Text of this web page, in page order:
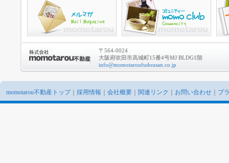
〒564-0024
大阪府吹田市高城町15番4号MJ BLDG1階
info@momotaroufudousan.co.jp
momotarou不動産トップ｜ 採用情報 会社概要 関連リンク お問い合わせ プ